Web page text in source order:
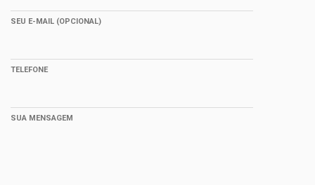
SEU E-MAIL (OPCIONAL)
TELEFONE
SUA MENSAGEM